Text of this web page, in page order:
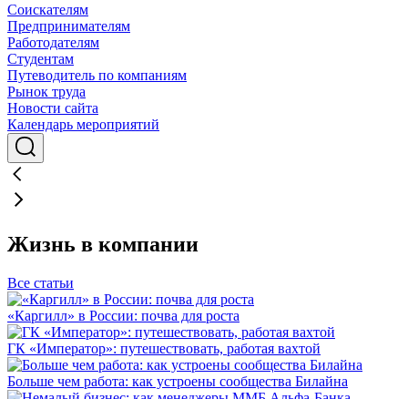
Соискателям
Предпринимателям
Работодателям
Студентам
Путеводитель по компаниям
Рынок труда
Новости сайта
Календарь мероприятий
Жизнь в компании
Все статьи
«Каргилл» в России: почва для роста
ГК «Император»: путешествовать, работая вахтой
Больше чем работа: как устроены сообщества Билайна